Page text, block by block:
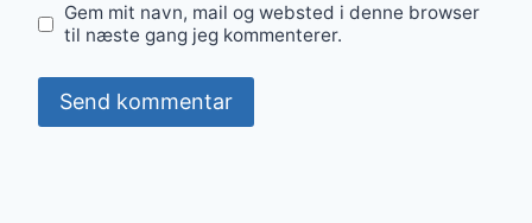
Gem mit navn, mail og websted i denne browser
til næste gang jeg kommenterer.